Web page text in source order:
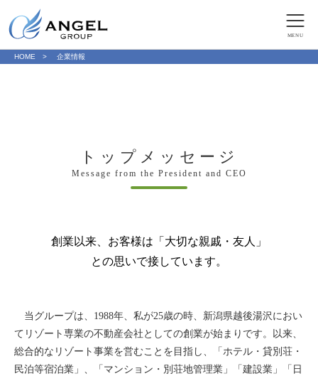
MENU
HOME 企業情報
トップメッセージ
Message from the President and CEO
創業以来、お客様は「大切な親戚・友人」
との思いで接しています。
当グループは、1988年、私が25歳の時、新潟県越後湯沢におい
てリゾート専業の不動産会社としての創業が始まりです。以来、
総合的なリゾート事業を営むことを目指し、「ホテル・貸別荘・
民泊等宿泊業」、「マンション・別荘地管理業」「建設業」「日